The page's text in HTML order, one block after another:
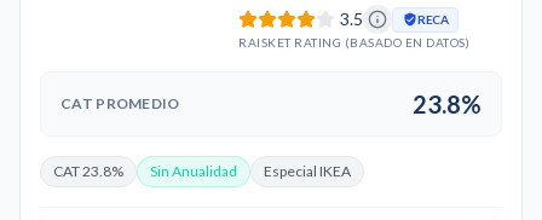
3.5
RECA
RAISKET RATING (BASADO EN DATOS)
CAT PROMEDIO 23.8%
CAT 23.8% Sin Anualidad Especial IKEA